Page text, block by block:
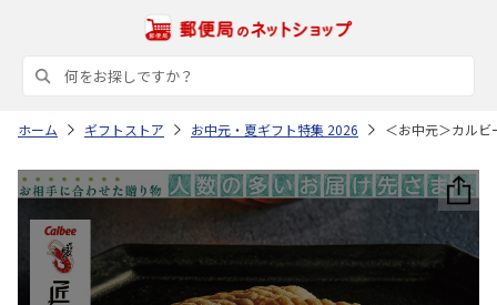
ホーム ギフトストア お中元・夏ギフト特集 2026 ＜お中元＞カル